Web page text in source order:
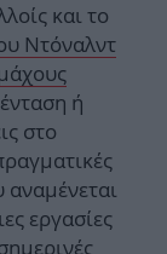
και το
Ντόναλντ
ή
στο
εργασίες